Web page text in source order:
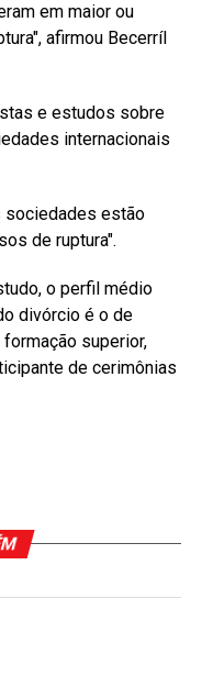
em maior ou
afirmou Becerríl
e estudos sobre
internacionais
sociedades estão
de ruptura".
o perfil médio
divórcio é o de
superior,
de cerimônias